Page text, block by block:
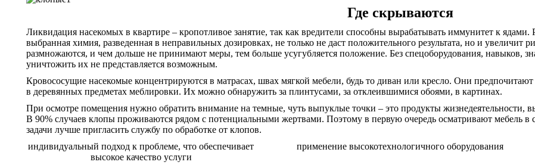
Где скрываются
Ликвидация насекомых в квартире – кропотливое занятие, так как вредители способны вырабатывать иммунитет к
выбранная химия, разведенная в неправильных дозировках, не только не даст положительного результата, но и увеличит
размножаются, и чем дольше не принимают меры, тем больше усугубляется положение. Без спецоборудования, навыков,
уничтожить их не представляется возможным.
Кровососущие насекомые концентрируются в матрасах, швах мягкой мебели, будь то диван или кресло. Они
в деревянных предметах меблировки. Их можно обнаружить за плинтусами, за отклеившимися обоями, в картинах.
При осмотре помещения нужно обратить внимание на темные, чуть выпуклые точки – это продукты жизнедеятельности,
В 90% случаев клопы проживаются рядом с потенциальными жертвами. Поэтому в первую очередь осматривают мебель в
задачи лучше пригласить службу по обработке от клопов.
индивидуальный подход к проблеме, что обеспечивает
высокое качество услуги
применение высокотехнологичного оборудования